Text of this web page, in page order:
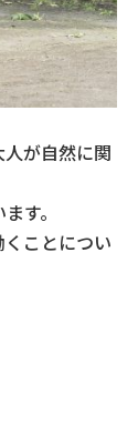
が自然に関
す。
ことについ